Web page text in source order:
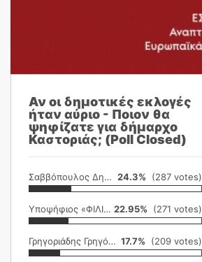
Αν οι δημοτικές εκλογές
ήταν αύριο - Ποιον θα
ψηφίζατε για δήμαρχο
Καστοριάς; (Poll Closed)
Σαββόπουλος Δημήτρης 24.3% (287 votes)
Υποψήφιος «ΦΙΛΙΚΗ ΕΤΑΙΡΕΙΑ» 22.95% (271 votes)
Γρηγοριάδης Γρηγόρης 17.7% (209 votes)